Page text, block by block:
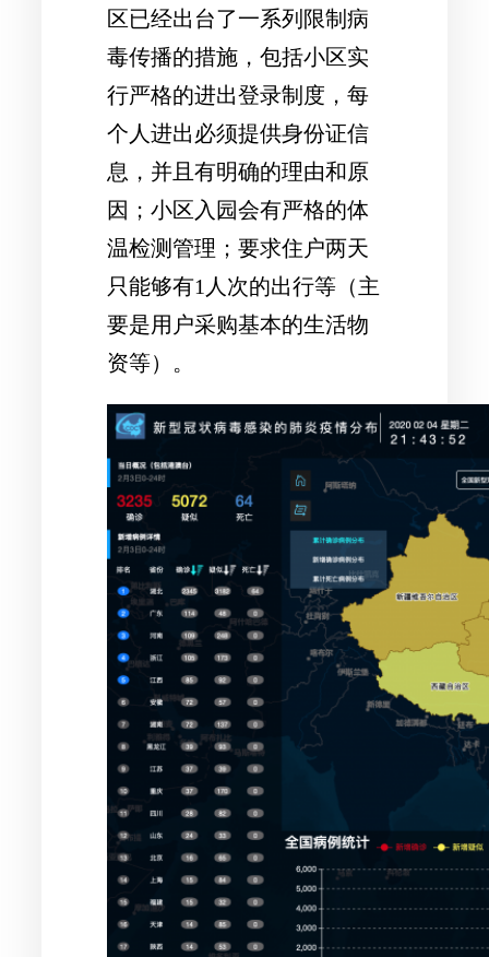
区已经出台了一系列限制病
毒传播的措施，包括小区实
行严格的进出登录制度，每
个人进出必须提供身份证信
息，并且有明确的理由和原
因；小区入园会有严格的体
温检测管理；要求住户两天
只能够有1人次的出行等（主
要是用户采购基本的生活物
资等）。